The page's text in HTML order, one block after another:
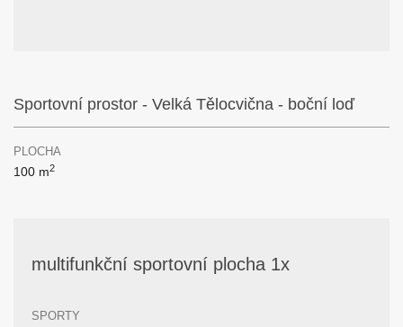
Sportovní prostor - Velká Tělocvična - boční loď
PLOCHA
100 m2
multifunkční sportovní plocha 1x
SPORTY